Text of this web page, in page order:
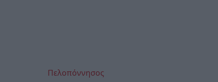
Πελοπόννησος